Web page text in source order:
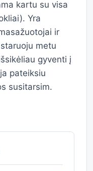
kartu su visa
Yra
ir
metu
gyventi į
pateiksiu
susitarsim.